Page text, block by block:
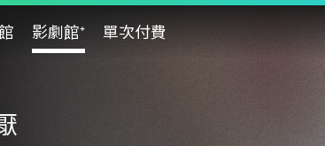
影劇館⁺ 單次付費